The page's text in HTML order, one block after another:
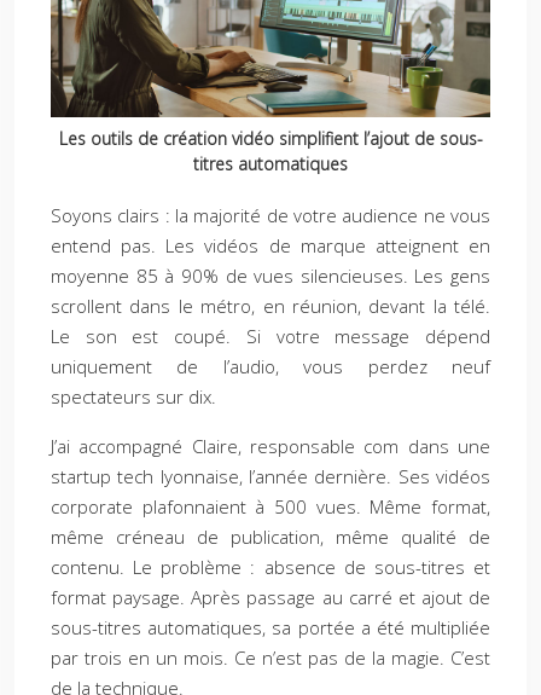
Les outils de création vidéo simplifient l’ajout de sous-
titres automatiques
Soyons clairs : la majorité de votre audience ne vous
entend pas. Les vidéos de marque atteignent en
moyenne 85 à 90% de vues silencieuses. Les gens
scrollent dans le métro, en réunion, devant la télé.
Le son est coupé. Si votre message dépend
uniquement de l’audio, vous perdez neuf
spectateurs sur dix.
J’ai accompagné Claire, responsable com dans une
startup tech lyonnaise, l’année dernière. Ses vidéos
corporate plafonnaient à 500 vues. Même format,
même créneau de publication, même qualité de
contenu. Le problème : absence de sous-titres et
format paysage. Après passage au carré et ajout de
sous-titres automatiques, sa portée a été multipliée
par trois en un mois. Ce n’est pas de la magie. C’est
de la technique.